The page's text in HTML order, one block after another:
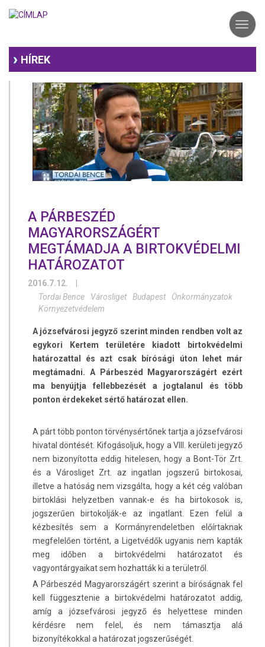
HÍREK
A PÁRBESZÉD
MAGYARORSZÁGÉRT
MEGTÁMADJA A BIRTOKVÉDELMI
HATÁROZATOT
2016.7.12.
Tordai Bence
Városliget Budapest
Önkormányzatok
Környezetvédelem
A józsefvárosi jegyző szerint minden rendben volt az
egykori Kertem területére kiadott birtokvédelmi
határozattal és azt csak bírósági úton lehet már
megtámadni. A Párbeszéd Magyarországért ezért
ma benyújtja fellebbezését a jogtalanul és több
ponton érdekeket sértő határozat ellen.
A párt több ponton törvénysértőnek tartja a józsefvárosi
hivatal döntését. Kifogásoljuk, hogy a VIII. kerületi jegyző
nem bizonyította eddig hitelesen, hogy a Bont-Tör Zrt.
és a Városliget Zrt. az ingatlan jogszerű birtokosai,
illetve a hatóság nem vizsgálta, hogy a két cég valóban
birtoklási helyzetben vannak-e és ha birtokosok is,
jogszerűen birtokolják-e az ingatlant. Ezen felül a
kézbesítés sem a Kormányrendeletben előírtaknak
megfelelően történt, a Ligetvédők ugyanis nem kapták
meg időben a birtokvédelmi határozatot és
vagyontárgyaikat sem hozhatták ki a területről.
A Párbeszéd Magyarországért szerint a bíróságnak fel
kell függesztenie a birtokvédelmi határozatot addig,
amíg a józsefvárosi jegyző és helyettese minden
kérdésre nem felel, és nem támasztja alá
bizonyítékokkal a határozat jogszerűségét.